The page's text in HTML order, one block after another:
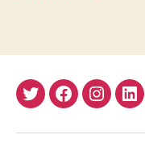
TwitterFacebook